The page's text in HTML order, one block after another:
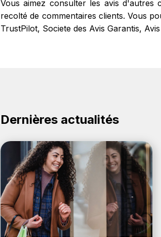
Vous aimez consulter les avis
recolté de commentaires clients. Vous
TrustPilot, Societe des Avis Garantis,
Dernières actualités